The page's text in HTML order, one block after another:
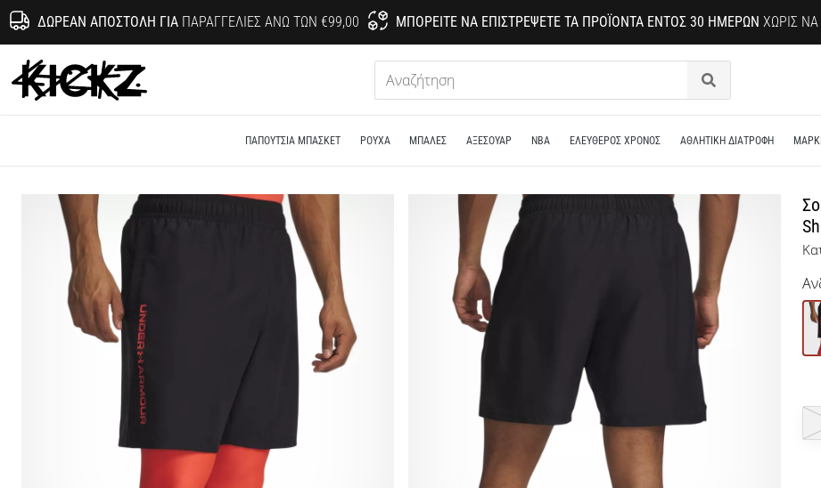
ΔΩΡΕΆΝ ΑΠΟΣΤΟΛΉ ΓΙΑΠΑΡΑΓΓΕΛΊΕΣ ΆΝΩ ΤΩΝ €99,00 ΜΠΟΡΕΊΤΕ ΝΑ ΕΠΙΣΤΡΈΨΕΤΕ ΤΑ ΠΡΟΪΌΝΤΑ ΕΝΤΌΣ 30 ΗΜΕΡΏΝ ΧΩΡΊΣ ΝΑ
KICKZ.gr
Αναζήτηση
ΠΑΠΟΎΤΣΙΑ ΜΠΆΣΚΕΤ ΡΟΎΧΑ ΜΠΑΛΕΣ ΑΞΕΣΟΥΑΡ NBA ΕΛΕΥΘΕΡΟΣ ΧΡΟΝΟΣ ΑΘΛΗΤΙΚΗ ΔΙΑΤΡΟΦΗ